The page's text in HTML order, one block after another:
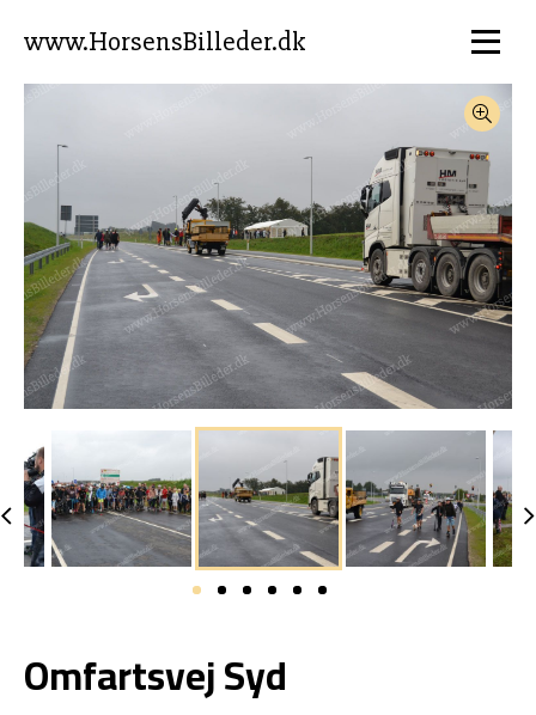
www.HorsensBilleder.dk
Omfartsvej Syd